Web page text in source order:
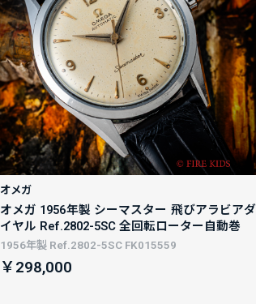
オメガ
オメガ 1956年製 シーマスター 飛びアラビアダ
イヤル Ref.2802-5SC 全回転ローター自動巻
1956年製 Ref.2802-5SC FK015559
￥298,000